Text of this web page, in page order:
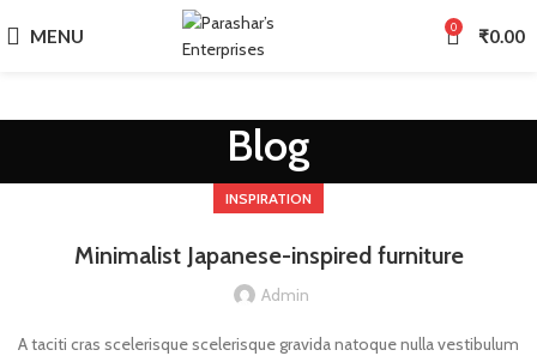
MENU 0 ₹0.00
Blog
INSPIRATION
Minimalist Japanese-inspired furniture
Admin
A taciti cras scelerisque scelerisque gravida natoque nulla vestibulum